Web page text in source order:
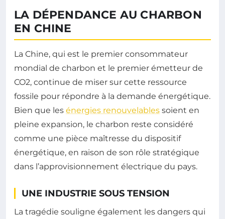
LA DÉPENDANCE AU CHARBON
EN CHINE
La Chine, qui est le premier consommateur
mondial de charbon et le premier émetteur de
CO2, continue de miser sur cette ressource
fossile pour répondre à la demande énergétique.
Bien que les énergies renouvelables soient en
pleine expansion, le charbon reste considéré
comme une pièce maîtresse du dispositif
énergétique, en raison de son rôle stratégique
dans l’approvisionnement électrique du pays.
UNE INDUSTRIE SOUS TENSION
La tragédie souligne également les dangers qui